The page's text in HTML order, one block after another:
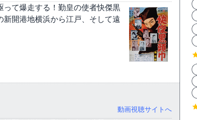
て爆走する！勤皇の使者快傑黒
開港地横浜から江戸、そして遠
動画視聴サイトへ